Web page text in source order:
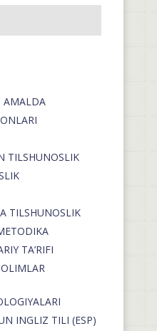
AMALDA
TILSHUNOSLIK
TILSHUNOSLIK
TA’RIFI
INGLIZ TILI (ESP)